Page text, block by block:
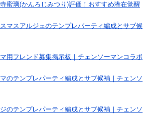
寺蜜璃(かんろじみつり)評価！おすすめ潜在覚醒
スマスアルジェのテンプレパーティ編成とサブ候
マ用フレンド募集掲示板｜チェンソーマンコラボ
マのテンプレパーティ編成とサブ候補｜チェンソ
ジのテンプレパーティ編成とサブ候補｜チェンソ